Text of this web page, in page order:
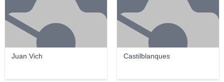
Juan Vich Castilblanques